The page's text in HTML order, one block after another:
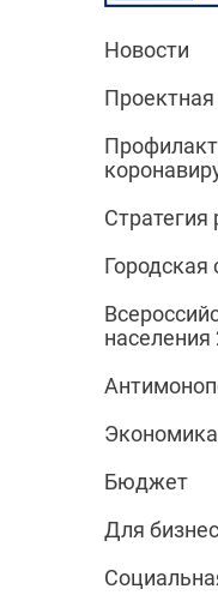
Новости
Проектная
Стратегия
Городская
населения
Бюджет
Для